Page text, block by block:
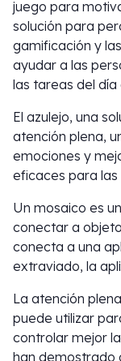
juego para
solución para
gamificación y
ayudar a las
las tareas del día
El azulejo, una
atención plena,
emociones y
eficaces para las
Un mosaico es
conectar a
conecta a una
extraviado, la
La atención
puede utilizar
controlar mejor
han demostrado